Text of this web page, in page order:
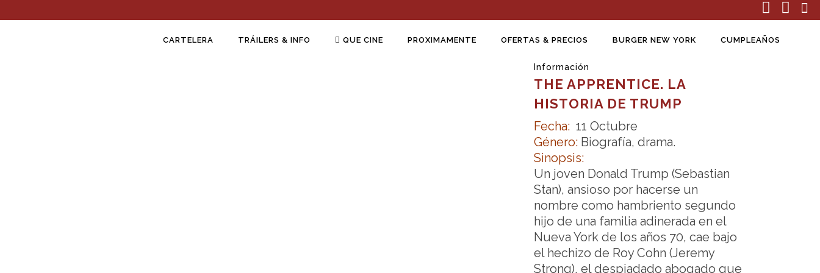
CARTELERA TRÁILERS & INFO QUE CINE PROXIMAMENTE OFERTAS & PRECIOS BURGER NEW YORK CUMPLEAÑOS
Información
THE APPRENTICE. LA
HISTORIA DE TRUMP
Fecha: 11 Octubre
Género: Biografía, drama.
Sinopsis:
Un joven Donald Trump (Sebastian
Stan), ansioso por hacerse un
nombre como hambriento segundo
hijo de una familia adinerada en el
Nueva York de los años 70, cae bajo
el hechizo de Roy Cohn (Jeremy
Strong), el despiadado abogado que